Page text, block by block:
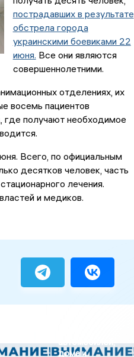
пострадавших в результате
обстрела города
украинскими боевиками 22
июня. Все они являются
совершеннолетними.
отделениях, их
восемь пациентов
где получают необходимое
Всего, по официальным
десятков человек, часть
лечения.
и медиков.
автомобилей,
дома и